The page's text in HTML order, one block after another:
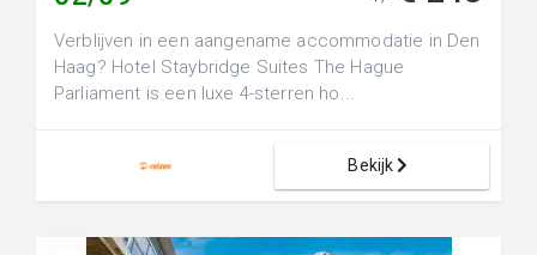
Verblijven in een aangename accommodatie in Den
Haag? Hotel Staybridge Suites The Hague
Parliament is een luxe 4-sterren ho...
Bekijk